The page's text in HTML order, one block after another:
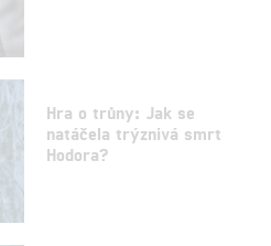
Hra o trůny: Jak se
natáčela trýznivá smrt
Hodora?